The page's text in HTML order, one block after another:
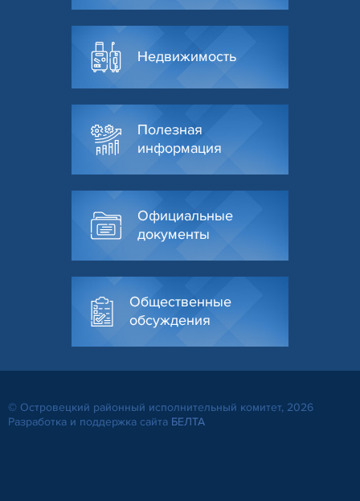
Недвижимость
Полезная
информация
Официальные
документы
Общественные
обсуждения
© Островецкий районный исполнительный комитет, 2026
Разработка и поддержка сайта БЕЛТА